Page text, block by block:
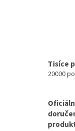
Tisíce
20000